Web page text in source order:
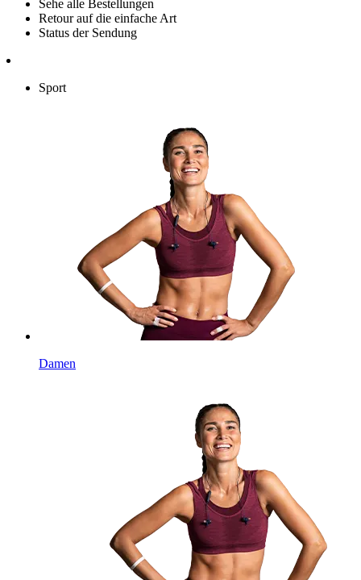
Sehe alle Bestellungen
Retour auf die einfache Art
Status der Sendung
Sport
Damen